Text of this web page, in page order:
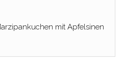
mit Apfelsinen